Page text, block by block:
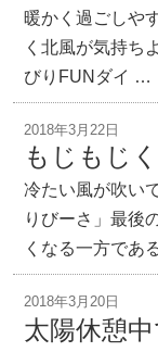
暖かく過ごしや
く北風が気持ち
びりFUNダイ …
2018年3月22日
もじもじ
冷たい風が吹い
りびーさ」最後
くなる一方であ
2018年3月20日
太陽休憩